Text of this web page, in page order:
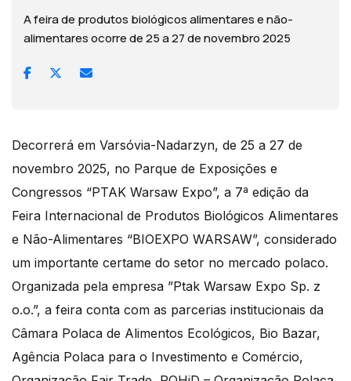
A feira de produtos biológicos alimentares e não-
alimentares ocorre de 25 a 27 de novembro 2025
Decorrerá em Varsóvia-Nadarzyn, de 25 a 27 de
novembro 2025, no Parque de Exposições e
Congressos “PTAK Warsaw Expo”, a 7ª edição da
Feira Internacional de Produtos Biológicos Alimentares
e Não-Alimentares “BIOEXPO WARSAW”, considerado
um importante certame do setor no mercado polaco.
Organizada pela empresa ”Ptak Warsaw Expo Sp. z
o.o.”, a feira conta com as parcerias institucionais da
Câmara Polaca de Alimentos Ecológicos, Bio Bazar,
Agência Polaca para o Investimento e Comércio,